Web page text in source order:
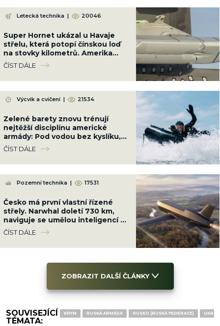
Letecká technika | 20046
Super Hornet ukázal u Havaje
střelu, která potopí čínskou loď
na stovky kilometrů. Amerika
cvičí na velkou válku v Pacifiku
ČÍST DÁLE
Výcvik a cvičení | 21534
Zelené barety znovu trénují
nejtěžší disciplínu americké
armády: Pod vodou bez kyslíku,
neviditelní pro radary i kamery
ČÍST DÁLE
Pozemní technika | 17531
Česko má první vlastní řízené
střely. Narwhal doletí 730 km,
naviguje se umělou inteligencí a
GPS nepotřebuje
ČÍST DÁLE
ZOBRAZIT DALŠÍ ČLÁNKY
SOUVISEJÍCÍ
TÉMATA:
KRYM RUSKÁ ARMÁDA RUSKO (RUSKÁ FEDERACE)